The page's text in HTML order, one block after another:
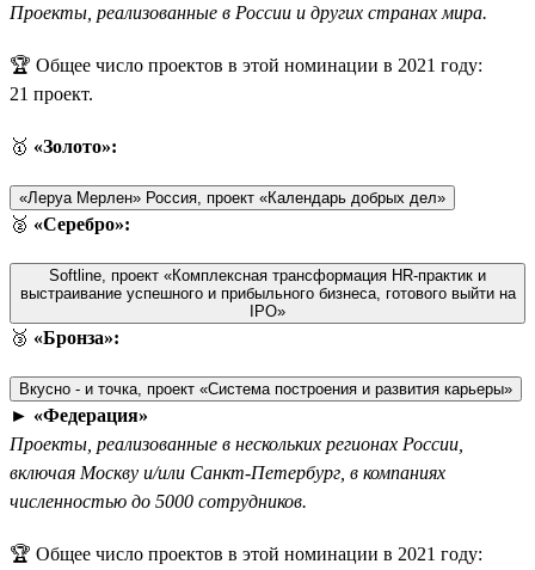
Проекты, реализованные в России и других странах мира.
🏆 Общее число проектов в этой номинации в 2021 году:
21 проект.
🥇 «Золото»:
«Леруа Мерлен» Россия, проект «Календарь добрых дел»
🥈 «Серебро»:
Softline, проект «Комплексная трансформация HR-практик и
выстраивание успешного и прибыльного бизнеса, готового выйти на
IPO»
🥉 «Бронза»:
Вкусно - и точка, проект «Система построения и развития карьеры»
► «Федерация»
Проекты, реализованные в нескольких регионах России,
включая Москву и/или Санкт-Петербург, в компаниях
численностью до 5000 сотрудников.
🏆 Общее число проектов в этой номинации в 2021 году: